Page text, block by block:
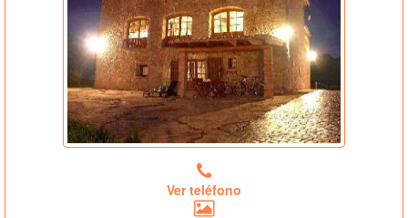
Ver teléfono